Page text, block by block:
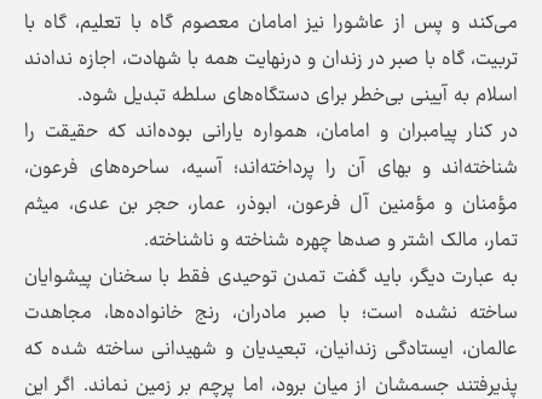
می‌کند و پس از عاشورا نیز امامان معصوم گاه با تعلیم، گاه با
تربیت، گاه با صبر در زندان و درنهایت همه با شهادت، اجازه ندادند
اسلام به آیینی بی‌خطر برای دستگاه‌های سلطه تبدیل شود.
در کنار پیامبران و امامان، همواره یارانی بوده‌اند که حقیقت را
شناخته‌اند و بهای آن را پرداخته‌اند؛ آسیه، ساحره‌های فرعون،
مؤمنان و مؤمنین آل‌ فرعون، ابوذر، عمار، حجر بن عدی، میثم
تمار، مالک اشتر و صدها چهره شناخته و ناشناخته.
به عبارت دیگر، باید گفت تمدن توحیدی فقط با سخنان پیشوایان
ساخته نشده است؛ با صبر مادران، رنج خانواده‌ها، مجاهدت
عالمان، ایستادگی زندانیان، تبعیدیان و شهیدانی ساخته شده که
پذیرفتند جسمشان از میان برود، اما پرچم بر زمین نماند. اگر این